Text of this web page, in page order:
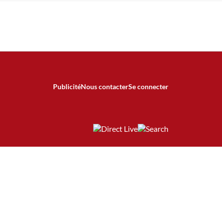
PublicitéNous contacterSe connecter